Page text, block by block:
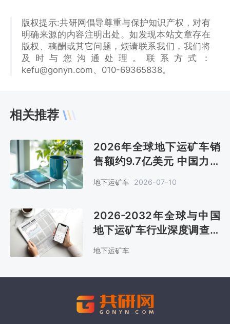
版权提示:共研网倡导尊重与保护知识产权，对有
明确来源的内容注明出处。如发现本站文章存在
版权、稿酬或其它问题，烦请联系我们，我们将
及时与您沟通处理。联系方式：
kefu@gonyn.com、010-69365838。
相关推荐
2026年全球地下运矿车销
售额约9.7亿美元 中国力量
正快速崛起 并参与全球竞争
[图]
地下运矿车 2026-07-10
2026-2032年全球与中国
地下运矿车行业深度调查与
前景趋势报告
地下运矿车